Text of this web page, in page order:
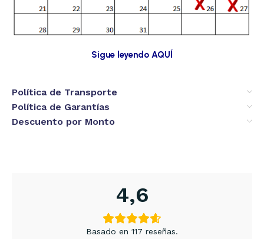
Sigue leyendo AQUÍ
Política de Transporte
Política de Garantías
Descuento por Monto
4,6
Basado en 117 reseñas.